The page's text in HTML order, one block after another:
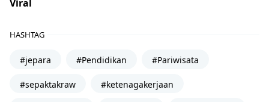
Viral
HASHTAG
#jepara #Pendidikan #Pariwisata
#sepaktakraw #ketenagakerjaan